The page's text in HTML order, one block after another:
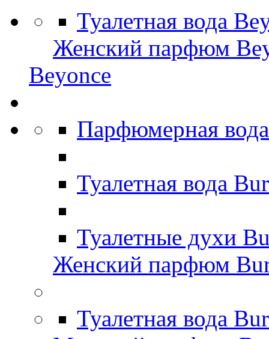
Туалетная вода
Женский парфюм
Beyonce
Парфюмерная
Туалетная вода
Туалетные духи
Женский парфюм
Туалетная вода